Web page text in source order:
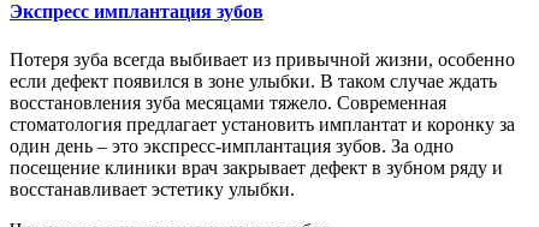
Экспресс имплантация зубов
Потеря зуба всегда выбивает из привычной жизни, особенно
если дефект появился в зоне улыбки. В таком случае ждать
восстановления зуба месяцами тяжело. Современная
стоматология предлагает установить имплантат и коронку за
один день – это экспресс-имплантация зубов. За одно
посещение клиники врач закрывает дефект в зубном ряду и
восстанавливает эстетику улыбки.